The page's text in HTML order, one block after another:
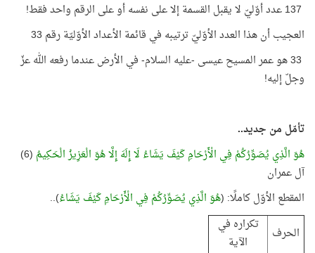
137عدد أوّليّ لا يقبل القسمة إلا على نفسه أو على الرقم واحد فقط!
العجيب أن هذا العدد الأوّليّ ترتيبه في قائمة الأعداد الأوّليّة رقم 33
33هو عمر المسيح عيسى -عليه السلام- في الأرض عندما رفعه الله عزّ
وجلّ إليه!
تأمّل من جديد..
هُوَ الَّذِي يُصَوِّرُكُمْ فِي الْأَرْحَامِ كَيْفَ يَشَاءُ لَا إِلَهَ إِلَّا هُوَ الْعَزِيزُ الْحَكِيمُ
(6)
آل عمران
المقطع الأوّل كاملًا: (هُوَ الَّذِي يُصَوِّرُكُمْ فِي الْأَرْحَامِ كَيْفَ يَشَاءُ)
..
الحرف
تكراره في
الآية